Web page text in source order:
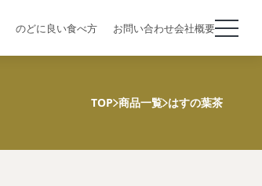
のどに良い食べ方 お問い合わせ会社概要
TOP 商品一覧 はすの葉茶